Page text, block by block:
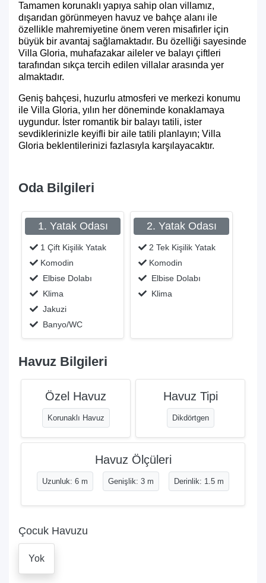
Tamamen korunaklı yapıya sahip olan villamız,
dışarıdan görünmeyen havuz ve bahçe alanı ile
özellikle mahremiyetine önem veren misafirler için
büyük bir avantaj sağlamaktadır. Bu özelliği sayesinde
Villa Gloria, muhafazakar aileler ve balayı çiftleri
tarafından sıkça tercih edilen villalar arasında yer
almaktadır.
Geniş bahçesi, huzurlu atmosferi ve merkezi konumu
ile Villa Gloria, yılın her döneminde konaklamaya
uygundur. İster romantik bir balayı tatili, ister
sevdiklerinizle keyifli bir aile tatili planlayın; Villa
Gloria beklentilerinizi fazlasıyla karşılayacaktır.
Oda Bilgileri
1. Yatak Odası
1 Çift Kişilik Yatak
Komodin
Elbise Dolabı
Klima
Jakuzi
Banyo/WC
2. Yatak Odası
2 Tek Kişilik Yatak
Komodin
Elbise Dolabı
Klima
Havuz Bilgileri
Özel Havuz
Korunaklı Havuz
Havuz Tipi
Dikdörtgen
Havuz Ölçüleri
Uzunluk: 6 m Genişlik: 3 m Derinlik: 1.5 m
Çocuk Havuzu
Yok